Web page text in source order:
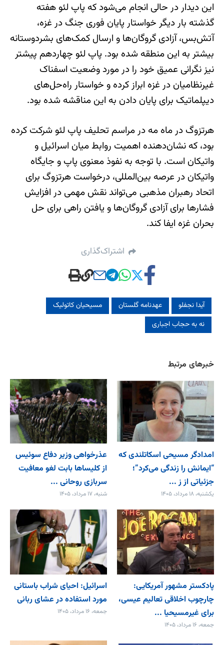
این دیدار در حالی انجام می‌شود که پاپ لئو هفته
گذشته بار دیگر خواستار پایان فوری جنگ در غزه،
آتش‌بس، آزادی گروگان‌ها و ارسال کمک‌های بشردوستانه
بیشتر به این منطقه شده بود. پاپ لئو چهاردهم پیشتر
نیز نگرانی عمیق خود را در مورد وضعیت اسفناک
غیرنظامیان در غزه ابراز کرده و خواستار راه‌حل‌های
دیپلماتیک برای پایان دادن به این مناقشه شده بود.
هرتزوگ در ماه مه در مراسم تحلیف پاپ لئو شرکت کرده
بود، که نشان‌دهنده اهمیت روابط میان اسرائیل و
واتیکان است. با توجه به نفوذ معنوی پاپ و جایگاه
واتیکان در عرصه بین‌المللی، درخواست هرتزوگ برای
اتحاد رهبران مذهبی می‌تواند نقش مهمی در افزایش
فشارها برای آزادی گروگان‌ها و یافتن راهی برای حل
بحران غزه ایفا کند.
اشتراک‌گذاری
آیدا نجفلو عهدنامه گلستان
مسیحیان کاتولیک
نه به حجاب اجباری
خبرهای مرتبط
امدادگر مسیحی اسکاتلندی که
“ایمانش را زندگی می‌کرد”؛
جزئیاتی از ز ...
یکشنبه، ۱۸ مرداد، ۱۴۰۵
عذرخواهی وزیر دفاع سوئیس
از کلیساها بابت لغو معافیت
سربازی روحانی ...
شنبه، ۱۷ مرداد، ۱۴۰۵
پادکستر مشهور آمریکایی:
چارچوب اخلاقی تعالیم عیسی،
برای غیرمسیحیا ...
جمعه، ۱۶ مرداد، ۱۴۰۵
اسرائیل: احیای شراب باستانی
مورد استفاده در عشای ربانی
جمعه، ۱۶ مرداد، ۱۴۰۵